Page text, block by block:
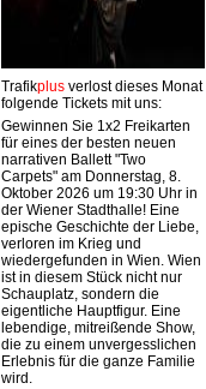
Trafikplusverlost dieses Monat
folgende Tickets mit uns:
Gewinnen Sie 1x2 Freikarten
für eines der besten neuen
narrativen Ballett "Two
Carpets" am Donnerstag, 8.
Oktober 2026 um 19:30 Uhr in
der Wiener Stadthalle! Eine
epische Geschichte der Liebe,
verloren im Krieg und
wiedergefunden in Wien. Wien
ist in diesem Stück nicht nur
Schauplatz, sondern die
eigentliche Hauptfigur. Eine
lebendige, mitreißende Show,
die zu einem unvergesslichen
Erlebnis für die ganze Familie
wird.